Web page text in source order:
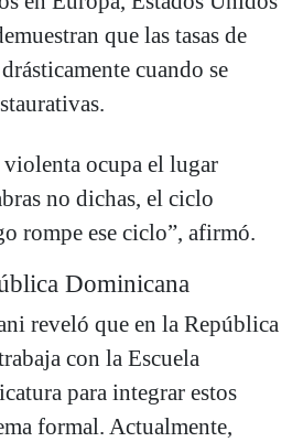
que las tasas de
cuando se
ocupa el lugar
no dichas, el ciclo
rompe ese ciclo”, afirmó.
Dominicana
reveló que en la República
con la Escuela
para integrar estos
formal. Actualmente,